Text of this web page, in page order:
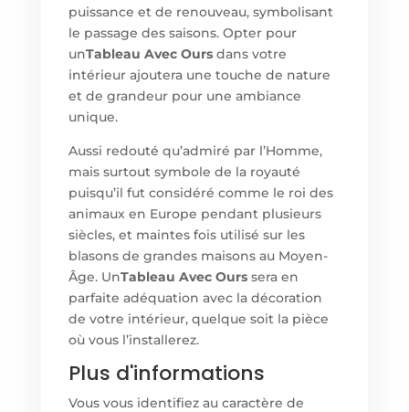
puissance et de renouveau, symbolisant
le passage des saisons. Opter pour
unTableau Avec Ours dans votre
intérieur ajoutera une touche de nature
et de grandeur pour une ambiance
unique.
Aussi redouté qu’admiré par l’Homme,
mais surtout symbole de la royauté
puisqu’il fut considéré comme le roi des
animaux en Europe pendant plusieurs
siècles, et maintes fois utilisé sur les
blasons de grandes maisons au Moyen-
Âge. UnTableau Avec Ourssera en
parfaite adéquation avec la décoration
de votre intérieur, quelque soit la pièce
où vous l’installerez.
Plus d'informations
Vous vous identifiez au caractère de